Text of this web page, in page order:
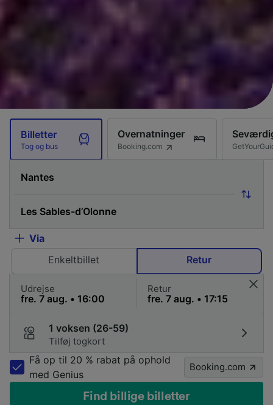
Billetter
Tog og bus
Overnatninger
Booking.com
Via
Enkeltbillet
Retur
Udrejse Retur
1 voksen (26-59)
Tilføj togkort
Få op til 20 % rabat på ophold
med Genius
Booking.com
Find billige billetter